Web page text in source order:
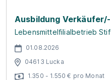
Ausbildung
Lebensmittelfilialbetrieb
01.08.2026
04613 Lucka
1.350 - 1.550 € pro Monat